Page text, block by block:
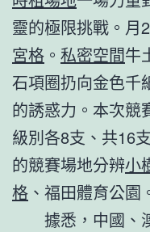
靈的極限挑戰。月
宮格 。 私密空間牛
石項圈扔向金色千
的誘惑力。本次競
級別各8支、共16
的競賽場地分辨小
格 、福田體育公園
據悉，中國、